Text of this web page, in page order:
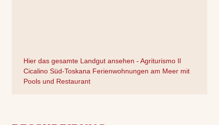
Hier das gesamte Landgut ansehen - Agriturismo Il
Cicalino Süd-Toskana Ferienwohnungen am Meer mit
Pools und Restaurant